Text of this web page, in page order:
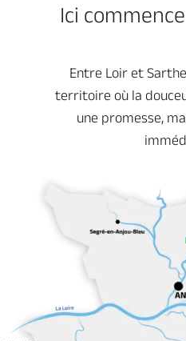
Ici
Entre Loir et
territoire où la
une promesse,